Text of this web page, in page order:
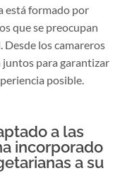
está formado por
que se preocupan
los camareros
para garantizar
posible.
a las
incorporado
a su